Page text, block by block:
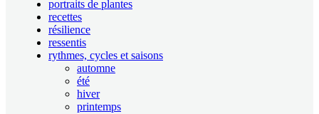
portraits de plantes
recettes
résilience
ressentis
rythmes, cycles et saisons
automne
été
hiver
printemps